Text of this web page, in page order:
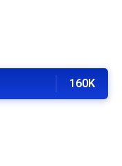
160K